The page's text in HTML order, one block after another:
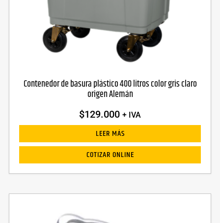
Contenedor de basura plástico 400 litros color gris claro
origen Alemán
$129.000 + IVA
LEER MÁS
COTIZAR ONLINE